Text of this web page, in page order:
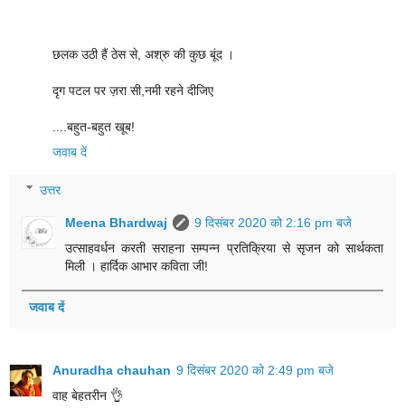
छलक उठी हैं ठेस से, अश्रु की कुछ बूंद ।
दृग पटल पर ज़रा सी,नमी रहने दीजिए
....बहुत-बहुत खूब!
जवाब दें
उत्तर
Meena Bhardwaj
9 दिसंबर 2020 को 2:16 pm बजे
उत्साहवर्धन करती सराहना सम्पन्न प्रतिक्रिया से सृजन को सार्थकता
मिली । हार्दिक आभार कविता जी!
जवाब दें
Anuradha chauhan 9 दिसंबर 2020 को 2:49 pm बजे
वाह बेहतरीन 👌